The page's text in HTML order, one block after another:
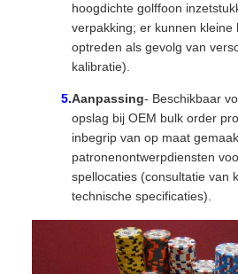
hoogdichte golffoon
verpakking; er kunnen kleine
optreden als gevolg van
kalibratie).
Aanpassing- Beschikbaar
opslag bij OEM bulk order
inbegrip van op maat
patronenontwerpdiensten
spellocaties (consultatie van
technische specificaties).